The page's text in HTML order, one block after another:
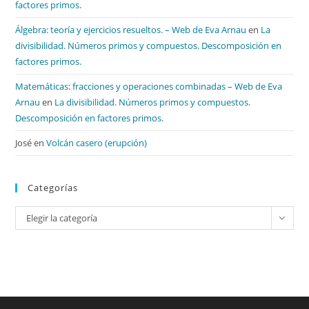
factores primos.
Álgebra: teoría y ejercicios resueltos. – Web de Eva Arnau en La
divisibilidad. Números primos y compuestos. Descomposición en
factores primos.
Matemáticas: fracciones y operaciones combinadas – Web de Eva
Arnau en La divisibilidad. Números primos y compuestos.
Descomposición en factores primos.
JoséenVolcán casero (erupción)
Categorías
Categorías
Elegir la categoría